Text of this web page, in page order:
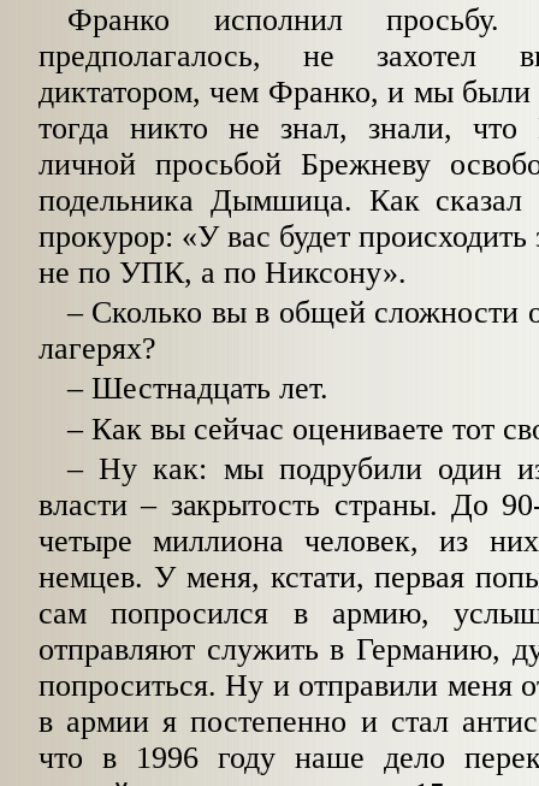
Франко исполнил
предполагалось, не захотел
диктатором, чем Франко, и мы
тогда никто не знал, знали, что
личной просьбой Брежневу
подельника Дымшица. Как
прокурор: «У вас будет
не по УПК, а по Никсону».
– Сколько вы в общей сложности
лагерях?
– Шестнадцать лет.
– Как вы сейчас оцениваете тот
– Ну как: мы подрубили один из
власти – закрытость страны. До
четыре миллиона человек, из
немцев. У меня, кстати, первая
сам попросился в армию,
отправляют служить в Германию,
попроситься. Ну и отправили меня
в армии я постепенно и стал
что в 1996 году наше дело